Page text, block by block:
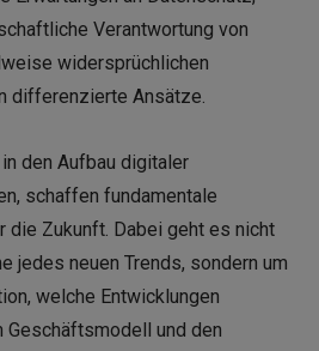
Verantwortung von
widersprüchlichen
differenzierte Ansätze.
den Aufbau digitaler
schaffen fundamentale
Zukunft. Dabei geht es nicht
jedes neuen Trends, sondern um
welche Entwicklungen
und den